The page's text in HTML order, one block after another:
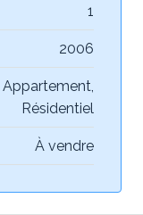
1
2006
Appartement,
Résidentiel
À vendre